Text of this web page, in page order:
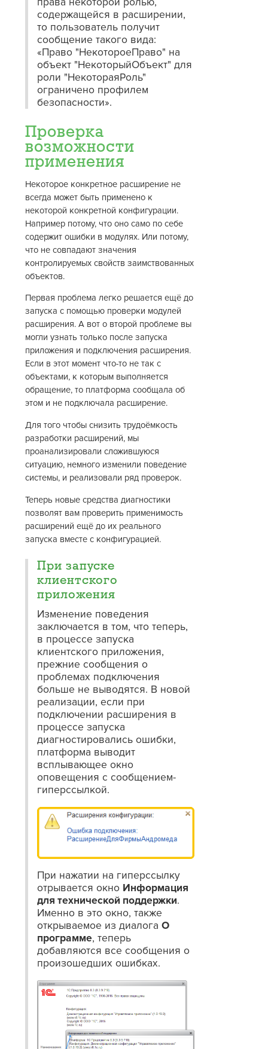
содержащейся в расширении,
то пользователь получит
сообщение такого вида:
«Право "НекотороеПраво" на
объект "НекоторыйОбъект" для
роли "НекотораяРоль"
ограничено профилем
безопасности».
Проверка
возможности
применения
Некоторое конкретное расширение не
всегда может быть применено к
некоторой конкретной конфигурации.
Например потому, что оно само по себе
содержит ошибки в модулях. Или потому,
что не совпадают значения
контролируемых свойств заимствованных
объектов.
Первая проблема легко решается ещё до
запуска с помощью проверки модулей
расширения. А вот о второй проблеме вы
могли узнать только после запуска
приложения и подключения расширения.
Если в этот момент что-то не так с
объектами, к которым выполняется
обращение, то платформа сообщала об
этом и не подключала расширение.
Для того чтобы снизить трудоёмкость
разработки расширений, мы
проанализировали сложившуюся
ситуацию, немного изменили поведение
системы, и реализовали ряд проверок.
Теперь новые средства диагностики
позволят вам проверить применимость
расширений ещё до их реального
запуска вместе с конфигурацией.
При запуске
клиентского
приложения
Изменение поведения
заключается в том, что теперь,
в процессе запуска
клиентского приложения,
прежние сообщения о
проблемах подключения
больше не выводятся. В новой
реализации, если при
подключении расширения в
процессе запуска
диагностировались ошибки,
платформа выводит
всплывающее окно
оповещения с сообщением-
гиперссылкой.
При нажатии на гиперссылку
отрывается окно Информация
для технической поддержки.
Именно в это окно, также
открываемое из диалогаО
программе, теперь
добавляются все сообщения о
произошедших ошибках.